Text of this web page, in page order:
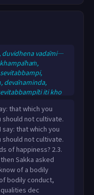
duvidhena vadāmi—
devānaminda,
iti kho
bhagavato
uttari
‘imaṁ
dhammā
that which you
not cultivate.
that which you
not cultivate.
of happiness? 2.3.
Sakka asked
of a bodily
bodily conduct,
dec